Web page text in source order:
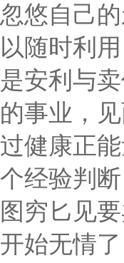
忽悠自己
以随时利
是安利与
的事业，
过健康正
个经验判
图穷匕见
开始无情